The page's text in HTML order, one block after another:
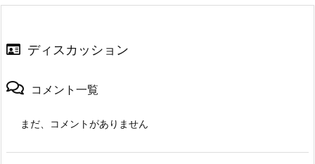
ディスカッション
コメント一覧
まだ、コメントがありません